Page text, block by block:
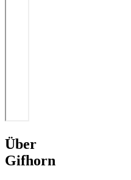
Über
Gifhorn